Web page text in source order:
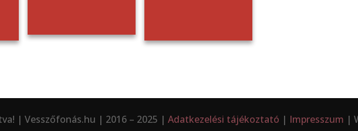
| Vesszőfonás.hu | 2016 – 2025 |Adatkezelési tájékoztató | Impresszum |